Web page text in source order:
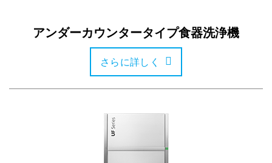
アンダーカウンタータイプ食器洗浄機
さらに詳しく